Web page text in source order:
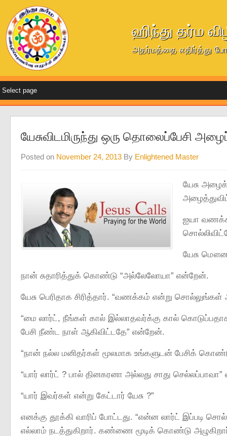
ஹிந்து தர்ம
அதர்மத்தை எதிர்த்து
யேசுவிடமிருந்து ஒரு தொலைப்பேசி
Posted on November 24, 2013 By Enlightened Master
யேசு
ஐயா
யேசு
நான் சுதாரித்துக் கொண்டு “அல்லேலோயா” என்றேன்.
யேசு பெரிதாக சிரித்தார். “வணக்கம் என்று
“மை லார்ட், நீங்கள் கால் இல்லாதவர்க்கு கால்
பேசி நீண்ட நாள் ஆகிவிட்டதே” என்றேன்.
“நான் நல்ல மனிதர்கள் மூலமாக உங்களுடன் பேசிக்
“யார் லார்ட் ? பால் தினகரனா அல்லது சாது
“யார் இவர்கள் என்று கேட்டார் யேசு ?”
எனக்கு தூக்கி வாரிப் போட்டது. “என்ன லார்ட் இப்படி
எல்லாம் நடத்துகிறார். கண்ணை மூடிக் கொண்டு